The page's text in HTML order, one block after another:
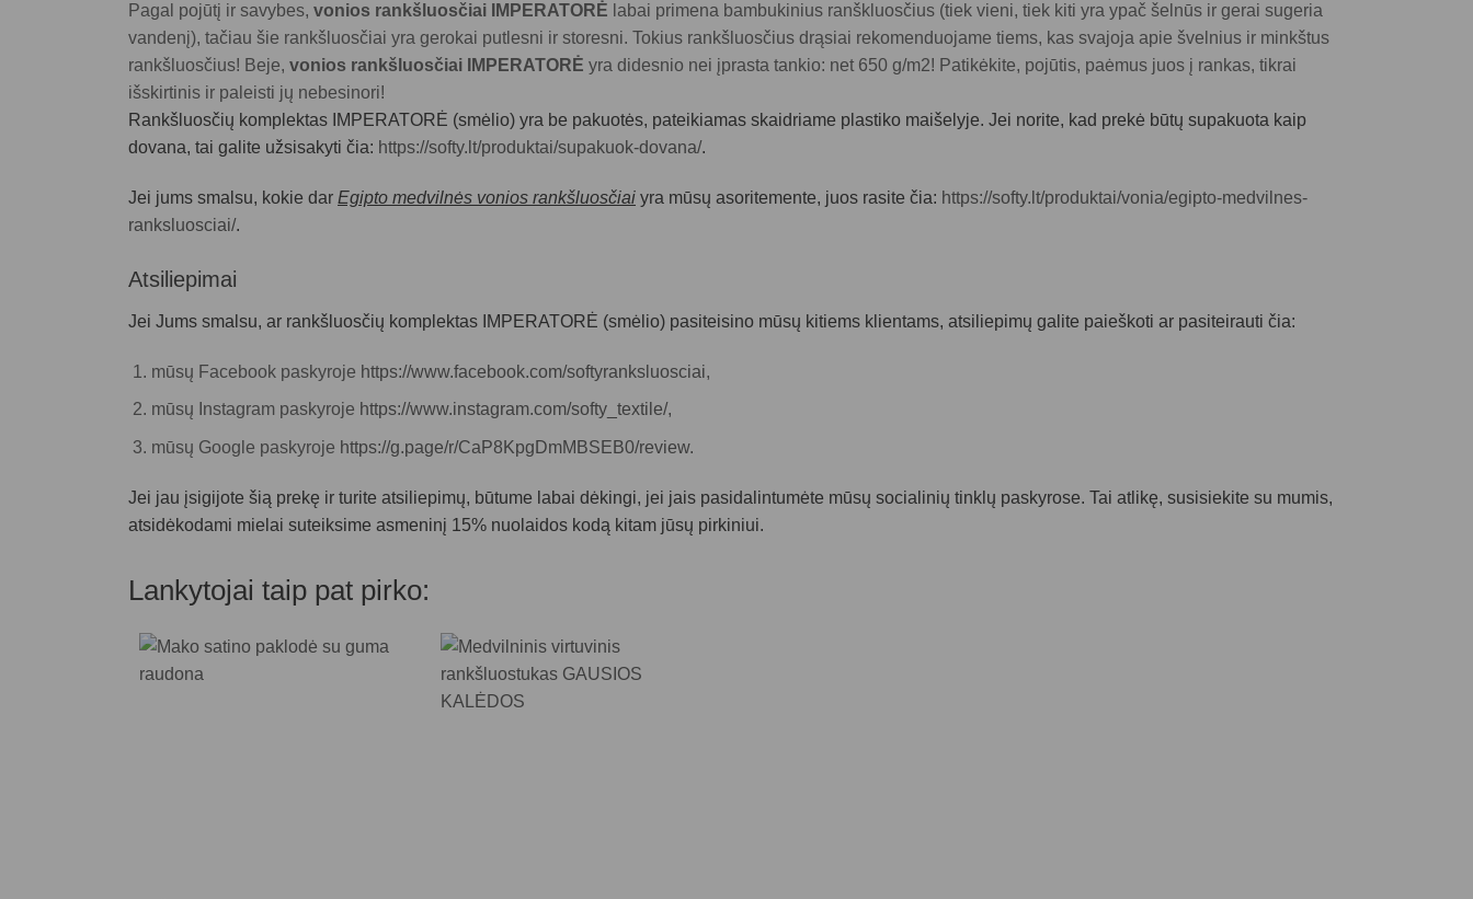
Pagal pojūtį ir savybes, vonios rankšluosčiai IMPERATORĖ labai primena bambukinius ranškluosčius (tiek vieni, tiek kiti yra ypač šelnūs ir gerai sugeria
vandenį), tačiau šie rankšluosčiai yra gerokai putlesni ir storesni. Tokius rankšluosčius drąsiai rekomenduojame tiems, kas svajoja apie švelnius ir minkštus
rankšluosčius! Beje, vonios rankšluosčiai IMPERATORĖ yra didesnio nei įprasta tankio: net 650 g/m2! Patikėkite, pojūtis, paėmus juos į rankas, tikrai
išskirtinis ir paleisti jų nebesinori!
Rankšluosčių komplektas IMPERATORĖ (smėlio) yra be pakuotės, pateikiamas skaidriame plastiko maišelyje. Jei norite, kad prekė būtų supakuota kaip
dovana, tai galite užsisakyti čia: https://softy.lt/produktai/supakuok-dovana/.
Jei jums smalsu, kokie dar Egipto medvilnės vonios rankšluosčiai yra mūsų asoritemente, juos rasite čia: https://softy.lt/produktai/vonia/egipto-medvilnes-
ranksluosciai/.
Atsiliepimai
Jei Jums smalsu, ar rankšluosčių komplektas IMPERATORĖ (smėlio) pasiteisino mūsų kitiems klientams, atsiliepimų galite paieškoti ar pasiteirauti čia:
mūsų Facebook paskyroje https://www.facebook.com/softyranksluosciai,
mūsų Instagram paskyroje https://www.instagram.com/softy_textile/,
mūsų Google paskyroje https://g.page/r/CaP8KpgDmMBSEB0/review.
Jei jau įsigijote šią prekę ir turite atsiliepimų, būtume labai dėkingi, jei jais pasidalintumėte mūsų socialinių tinklų paskyrose. Tai atlikę, susisiekite su mumis,
atsidėkodami mielai suteiksime asmeninį 15% nuolaidos kodą kitam jūsų pirkiniui.
Lankytojai taip pat pirko: